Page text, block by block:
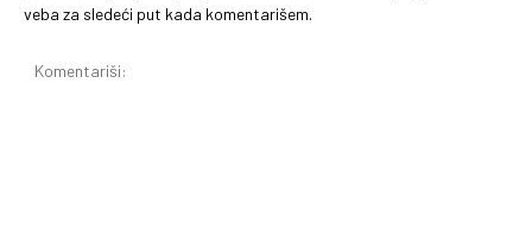
veba za sledeći put kada komentarišem.